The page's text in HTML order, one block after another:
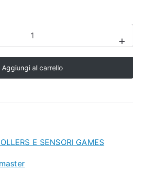
O
P
+
Aggiungi al carrello
E SENSORI GAMES